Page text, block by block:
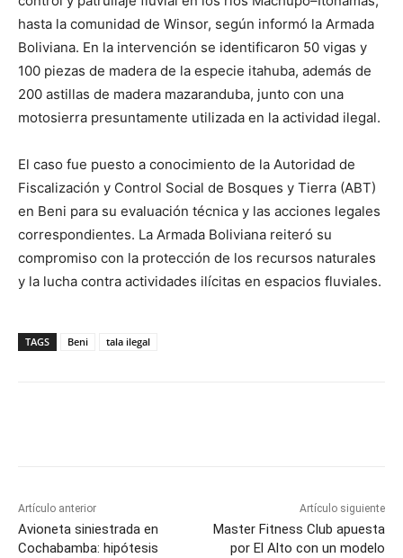
hasta la comunidad de Winsor, según informó la Armada
Boliviana. En la intervención se identificaron 50 vigas y
100 piezas de madera de la especie itahuba, además de
200 astillas de madera mazaranduba, junto con una
motosierra presuntamente utilizada en la actividad ilegal.
El caso fue puesto a conocimiento de la Autoridad de
Fiscalización y Control Social de Bosques y Tierra (ABT)
en Beni para su evaluación técnica y las acciones legales
correspondientes. La Armada Boliviana reiteró su
compromiso con la protección de los recursos naturales
y la lucha contra actividades ilícitas en espacios fluviales.
TAGS Beni tala ilegal
Artículo anterior
Avioneta siniestrada en
Cochabamba: hipótesis
Artículo siguiente
Master Fitness Club apuesta
por El Alto con un modelo